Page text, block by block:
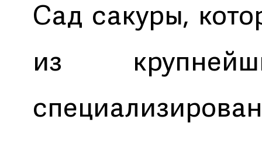
Сад сакуры,
из